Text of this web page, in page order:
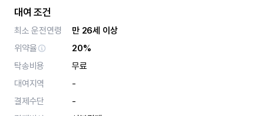
대여 조건
최소 운전연령
만 26세 이상
위약율
20%
탁송비용
무료
대여지역
-
결제수단
-